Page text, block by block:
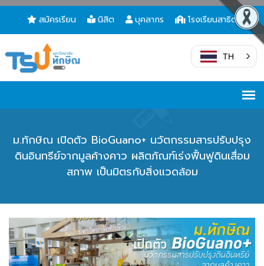
สมัครเรียน นิสิต บุคลากร โรงเรียนสาธิต
TH
ม.ทักษิณ เปิดตัว BioGuano+ นวัตกรรมสารปรับปรุง
ดินอินทรีย์จากมูลค้างคาว ผลิตภัณฑ์เร่งฟื้นฟูดินเสื่อม
สภาพ เป็นมิตรกับสิ่งแวดล้อม